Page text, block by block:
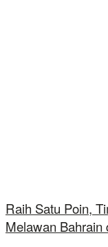
Raih Satu Poin,
Melawan Bahrain